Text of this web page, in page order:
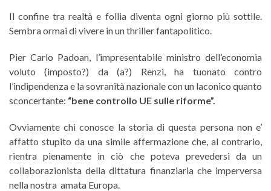
Il confine tra realtà e follia diventa ogni giorno più sottile.
Sembra ormai di vivere in un thriller fantapolitico.
Pier Carlo Padoan, l’impresentabile ministro dell’economia
voluto (imposto?) da (a?) Renzi, ha tuonato contro
l’indipendenza e la sovranità nazionale con un laconico quanto
sconcertante: “bene controllo UE sulle riforme”.
Ovviamente chi conosce la storia di questa persona non e’
affatto stupito da una simile affermazione che, al contrario,
rientra pienamente in ciò che poteva prevedersi da un
collaborazionista della dittatura finanziaria che imperversa
nella nostra amata Europa.